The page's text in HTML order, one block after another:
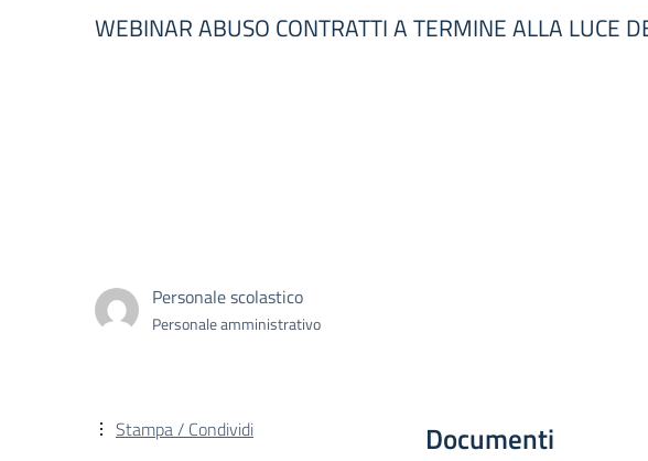
WEBINAR ABUSO CONTRATTI A TERMINE ALLA LUCE
Personale scolastico
Personale amministrativo
Documenti
Stampa / Condividi